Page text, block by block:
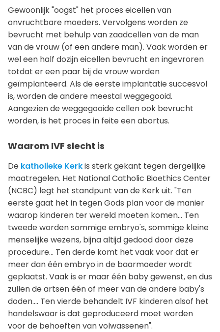
Gewoonlijk "oogst" het proces eicellen van
onvruchtbare moeders. Vervolgens worden ze
bevrucht met behulp van zaadcellen van de man
van de vrouw (of een andere man). Vaak worden er
wel een half dozijn eicellen bevrucht en ingevroren
totdat er een paar bij de vrouw worden
geïmplanteerd. Als de eerste implantatie succesvol
is, worden de andere meestal weggegooid.
Aangezien de weggegooide cellen ook bevrucht
worden, is het proces in feite een abortus.
Waarom IVF slecht is
De katholieke Kerkis sterk gekant tegen dergelijke
maatregelen. Het National Catholic Bioethics Center
(NCBC) legt het standpunt van de Kerk uit. "Ten
eerste gaat het in tegen Gods plan voor de manier
waarop kinderen ter wereld moeten komen... Ten
tweede worden sommige embryo's, sommige kleine
menselijke wezens, bijna altijd gedood door deze
procedure... Ten derde komt het vaak voor dat er
meer dan één embryo in de baarmoeder wordt
geplaatst. Vaak is er maar één baby gewenst, en dus
zullen de artsen één of meer van de andere baby's
doden.... Ten vierde behandelt IVF kinderen alsof het
handelswaar is dat geproduceerd moet worden
voor de behoeften van volwassenen".